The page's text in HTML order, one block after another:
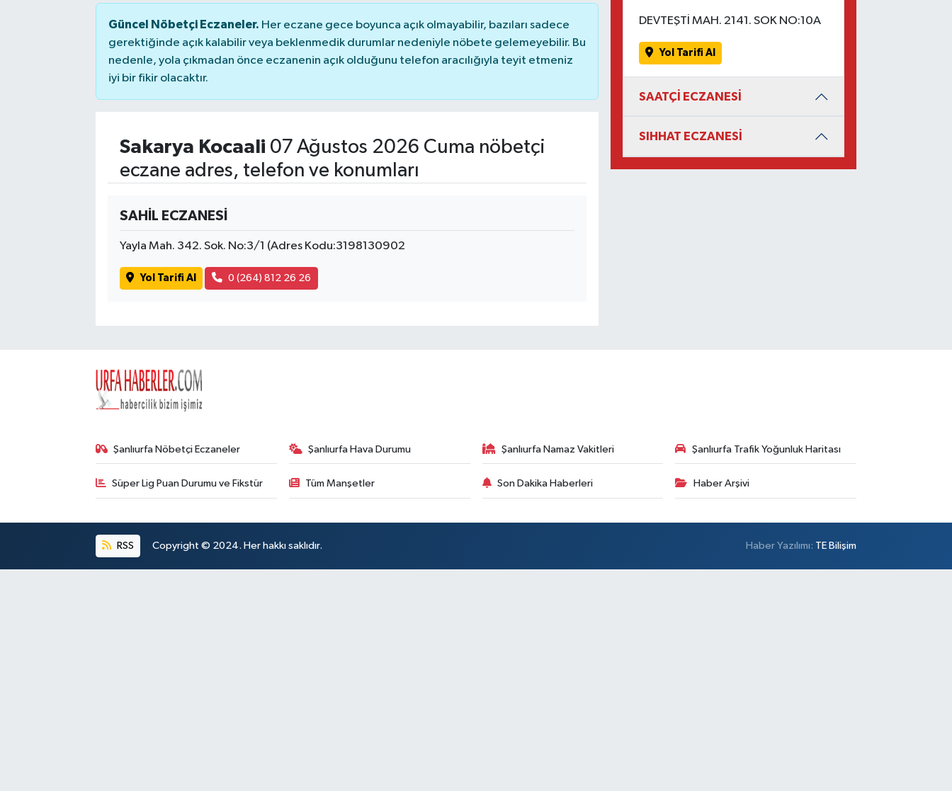
Güncel Nöbetçi Eczaneler. Her eczane gece boyunca açık olmayabilir, bazıları sadece
gerektiğinde açık kalabilir veya beklenmedik durumlar nedeniyle nöbete gelemeyebilir. Bu
nedenle, yola çıkmadan önce eczanenin açık olduğunu telefon aracılığıyla teyit etmeniz
iyi bir fikir olacaktır.
Sakarya Kocaali 07 Ağustos 2026 Cuma nöbetçi
eczane adres, telefon ve konumları
SAHİL ECZANESİ
Yayla Mah. 342. Sok. No:3/1 (Adres Kodu:3198130902
Yol Tarifi Al 0 (264) 812 26 26
DEVTEŞTİ MAH. 2141. SOK NO:10A
Yol Tarifi Al
SAATÇİ ECZANESİ
SIHHAT ECZANESİ
Şanlıurfa Nöbetçi Eczaneler Şanlıurfa Hava Durumu Şanlıurfa Namaz Vakitleri Şanlıurfa Trafik Yoğunluk Haritası
Süper Lig Puan Durumu ve Fikstür Tüm Manşetler Son Dakika Haberleri Haber Arşivi
RSS Copyright © 2024. Her hakkı saklıdır. Haber Yazılımı: TE Bilişim